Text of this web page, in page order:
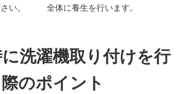
い。
全体に養生を行います。
洗濯機取り付けを行
のポイント